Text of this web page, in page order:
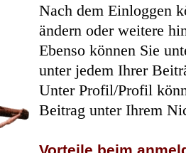
Nach dem Einloggen
ändern oder weitere
Ebenso können Sie
unter jedem Ihrer
Unter Profil/Profil
Beitrag unter Ihrem